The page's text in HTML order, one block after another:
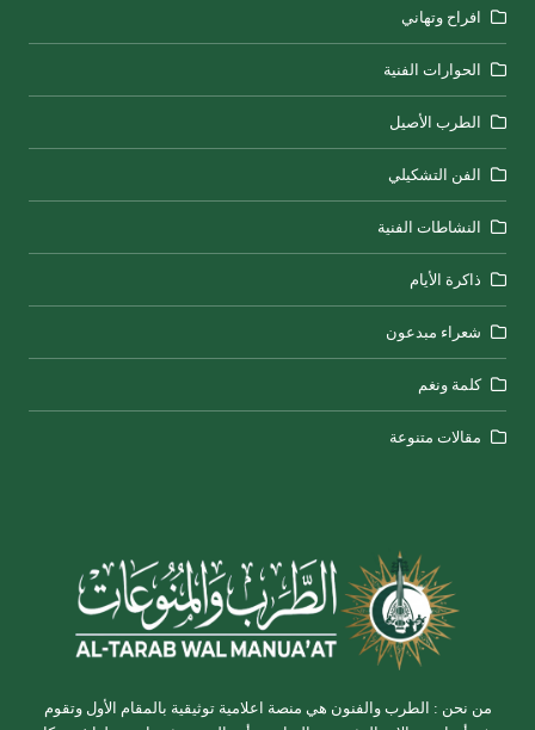
افراح وتهاني
الحوارات الفنية
الطرب الأصيل
الفن التشكيلي
النشاطات الفنية
ذاكرة الأيام
شعراء مبدعون
كلمة ونغم
مقالات متنوعة
من نحن : الطرب والفنون هي منصة اعلامية توثيقية بالمقام الأول وتقوم